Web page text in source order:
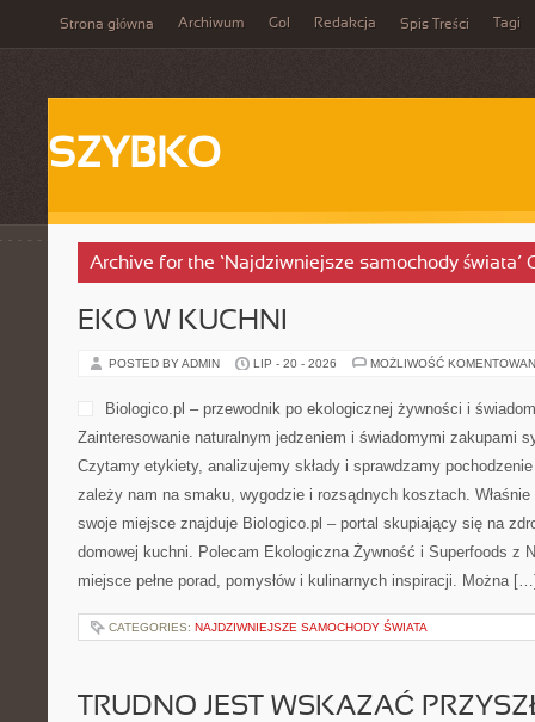
Strona główna Archiwum Gol Redakcja Spis Treści Tagi
SZYBKO
Archive for the ‘Najdziwniejsze samochody świata’
EKO W KUCHNI
POSTED BY ADMIN LIP - 20 - 2026 MOŻLIWOŚĆ
Biologico.pl – przewodnik po ekologicznej żywności i
Zainteresowanie naturalnym jedzeniem i świadomymi zakupami
Czytamy etykiety, analizujemy składy i sprawdzamy
zależy nam na smaku, wygodzie i rozsądnych kosztach.
swoje miejsce znajduje Biologico.pl – portal skupiający się na
domowej kuchni. Polecam Ekologiczna Żywność i Superfoods z
miejsce pełne porad, pomysłów i kulinarnych inspiracji. Można
CATEGORIES: NAJDZIWNIEJSZE SAMOCHODY ŚWIATA
TRUDNO JEST WSKAZAĆ